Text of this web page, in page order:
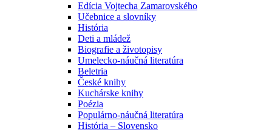
Edícia Vojtecha Zamarovského
Učebnice a slovníky
História
Deti a mládež
Biografie a životopisy
Umelecko-náučná literatúra
Beletria
České knihy
Kuchárske knihy
Poézia
Populárno-náučná literatúra
História – Slovensko